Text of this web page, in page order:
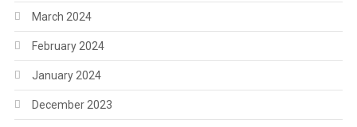
March 2024
February 2024
January 2024
December 2023